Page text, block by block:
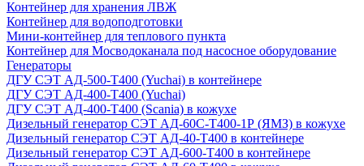
Контейнер для хранения ЛВЖ
Контейнер для водоподготовки
Мини-контейнер для теплового пункта
Контейнер для Мосводоканала под насосное оборудование
Генераторы
ДГУ СЭТ АД-500-Т400 (Yuchai) в контейнере
ДГУ СЭТ АД-400-Т400 (Yuchai)
ДГУ СЭТ АД-400-Т400 (Scania) в кожухе
Дизельный генератор СЭТ АД-60С-Т400-1Р (ЯМЗ) в кожухе
Дизельный генератор СЭТ АД-40-Т400 в контейнере
Дизельный генератор СЭТ АД-600-Т400 в контейнере